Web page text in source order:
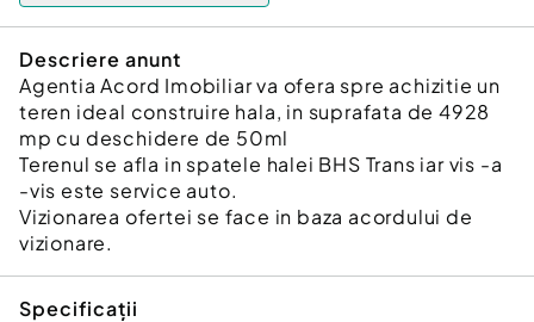
Descriere anunt
Agentia Acord Imobiliar va ofera spre achizitie un
teren ideal construire hala, in suprafata de 4928
mp cu deschidere de 50ml
Terenul se afla in spatele halei BHS Trans iar vis -a
-vis este service auto.
Vizionarea ofertei se face in baza acordului de
vizionare.
Specificații